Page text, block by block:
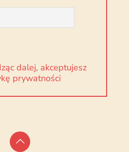
dalej, akceptujesz
prywatności